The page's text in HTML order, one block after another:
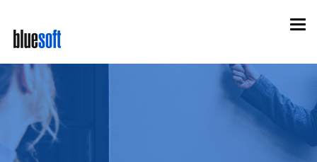
main
content